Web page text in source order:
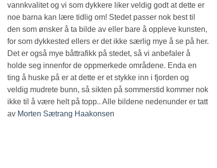
vannkvalitet og vi som dykkere liker veldig godt at dette er
noe barna kan lære tidlig om! Stedet passer nok best til
den som ønsker å ta bilde av eller bare å oppleve kunsten,
for som dykkested ellers er det ikke særlig mye å se på her.
Det er også mye båttrafikk på stedet, så vi anbefaler å
holde seg innenfor de oppmerkede områdene. Enda en
ting å huske på er at dette er et stykke inn i fjorden og
veldig mudrete bunn, så sikten på sommerstid kommer nok
ikke til å være helt på topp.. Alle bildene nedenunder er tatt
av Morten Sætrang Haakonsen